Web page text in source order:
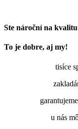
Ste nároční na
To je dobre, aj my!
tisíce
u nás